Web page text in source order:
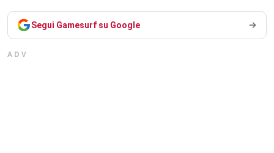
Segui Gamesurf su Google
ADV